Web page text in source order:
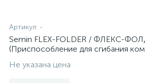
Артикул: -
Semin FLEX-FOLDER / ФЛЕКС-
(Приспособление для сгибания
Не указана цена